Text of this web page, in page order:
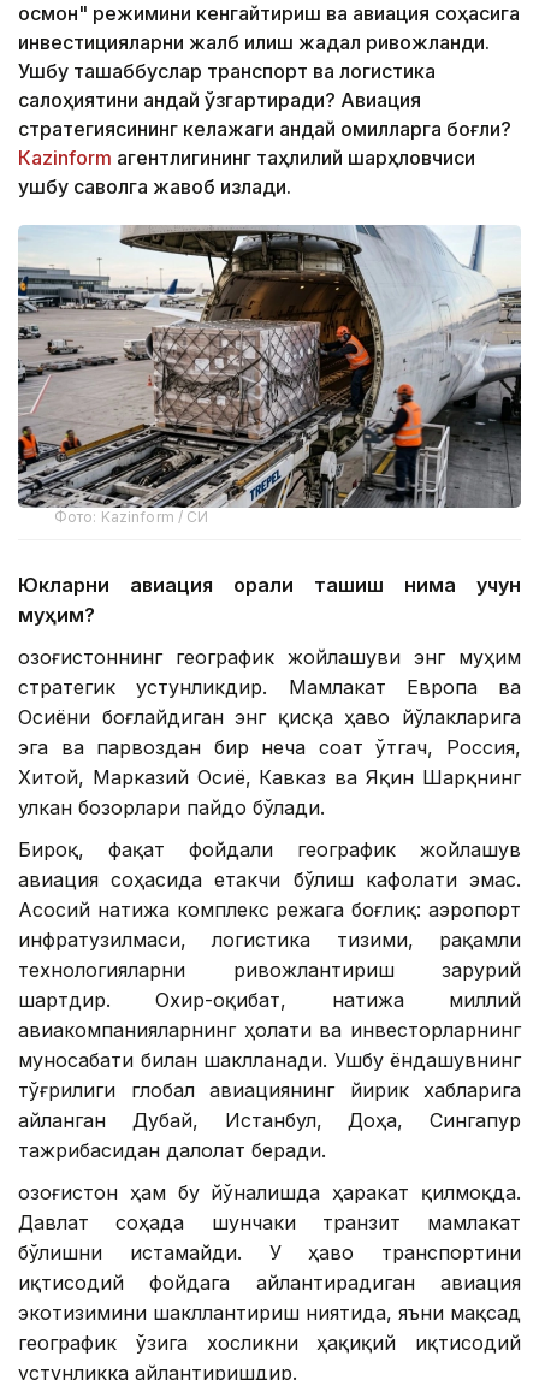
осмон" режимини кенгайтириш ва авиация соҳасига
инвестицияларни жалб қилиш жадал ривожланди.
Ушбу ташаббуслар транспорт ва логистика
салоҳиятини қандай ўзгартиради? Авиация
стратегиясининг келажаги қандай омилларга боғлиқ?
Кazinform агентлигининг таҳлилий шарҳловчиси
ушбу саволга жавоб излади.
Фото: Kazinform / СИ
Юкларни авиация орқали ташиш нима учун
муҳим?
Қозоғистоннинг географик жойлашуви энг муҳим
стратегик устунликдир. Мамлакат Европа ва
Осиёни боғлайдиган энг қисқа ҳаво йўлакларига
эга ва парвоздан бир неча соат ўтгач, Россия,
Хитой, Марказий Осиё, Кавказ ва Яқин Шарқнинг
улкан бозорлари пайдо бўлади.
Бироқ, фақат фойдали географик жойлашув
авиация соҳасида етакчи бўлиш кафолати эмас.
Асосий натижа комплекс режага боғлиқ: аэропорт
инфратузилмаси, логистика тизими, рақамли
технологияларни ривожлантириш зарурий
шартдир. Охир-оқибат, натижа миллий
авиакомпанияларнинг ҳолати ва инвесторларнинг
муносабати билан шаклланади. Ушбу ёндашувнинг
тўғрилиги глобал авиациянинг йирик хабларига
айланган Дубай, Истанбул, Доҳа, Сингапур
тажрибасидан далолат беради.
Қозоғистон ҳам бу йўналишда ҳаракат қилмоқда.
Давлат соҳада шунчаки транзит мамлакат
бўлишни истамайди. У ҳаво транспортини
иқтисодий фойдага айлантирадиган авиация
экотизимини шакллантириш ниятида, яъни мақсад
географик ўзига хосликни ҳақиқий иқтисодий
устунликка айлантиришдир.